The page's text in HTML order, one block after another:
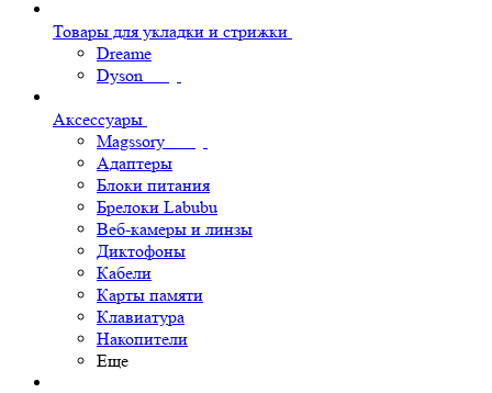
Товары для укладки и стрижки
Dreame
Dyson
Аксессуары
Magssory
Адаптеры
Блоки питания
Брелоки Labubu
Веб-камеры и линзы
Диктофоны
Кабели
Карты памяти
Клавиатура
Накопители
Еще